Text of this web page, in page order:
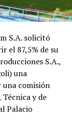
S.A. solicitó
el 87,5% de su
S.A.,
una
una comisión
y de
Palacio